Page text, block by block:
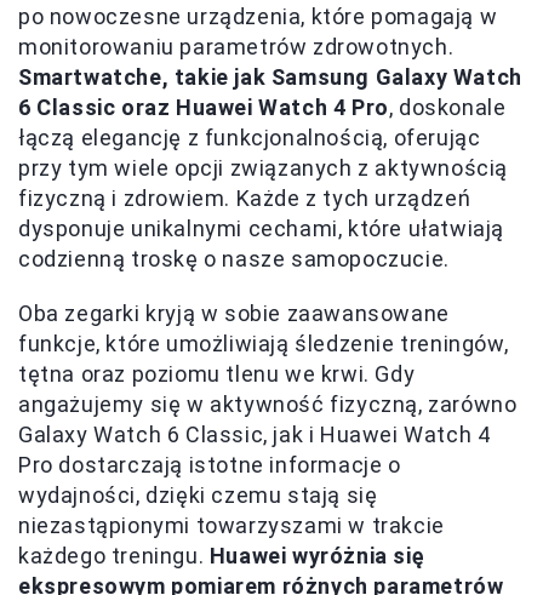
po nowoczesne urządzenia, które pomagają w
monitorowaniu parametrów zdrowotnych.
Smartwatche, takie jak Samsung Galaxy Watch
6 Classic oraz Huawei Watch 4 Pro, doskonale
łączą elegancję z funkcjonalnością, oferując
przy tym wiele opcji związanych z aktywnością
fizyczną i zdrowiem. Każde z tych urządzeń
dysponuje unikalnymi cechami, które ułatwiają
codzienną troskę o nasze samopoczucie.
Oba zegarki kryją w sobie zaawansowane
funkcje, które umożliwiają śledzenie treningów,
tętna oraz poziomu tlenu we krwi. Gdy
angażujemy się w aktywność fizyczną, zarówno
Galaxy Watch 6 Classic, jak i Huawei Watch 4
Pro dostarczają istotne informacje o
wydajności, dzięki czemu stają się
niezastąpionymi towarzyszami w trakcie
każdego treningu. Huawei wyróżnia się
ekspresowym pomiarem różnych parametrów